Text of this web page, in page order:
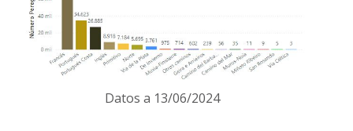
Datos a 13/06/2024